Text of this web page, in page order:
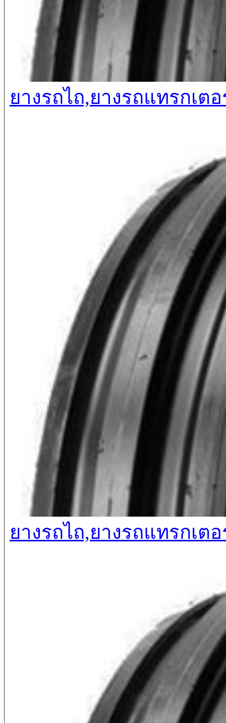
ยางรถไถ,ยางรถแทรกเตอ
ยางรถไถ,ยางรถแทรกเตอ